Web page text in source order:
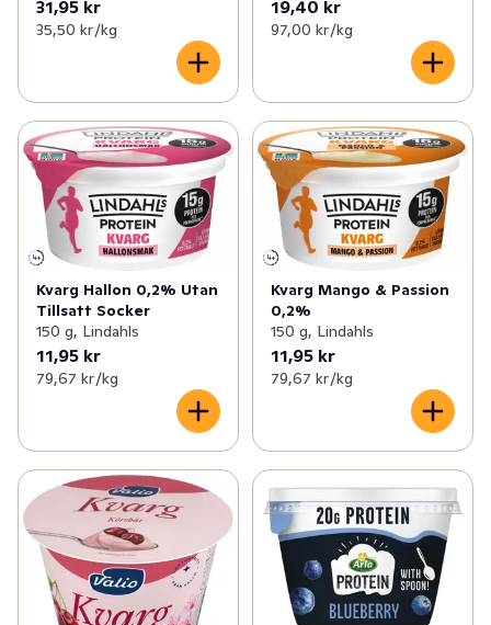
31,95 kr
35,50 kr /kg
19,40 kr
97,00 kr /kg
Kvarg Hallon 0,2% Utan
Tillsatt Socker
150 g, Lindahls
11,95 kr
79,67 kr /kg
Kvarg Mango & Passion
0,2%
150 g, Lindahls
11,95 kr
79,67 kr /kg